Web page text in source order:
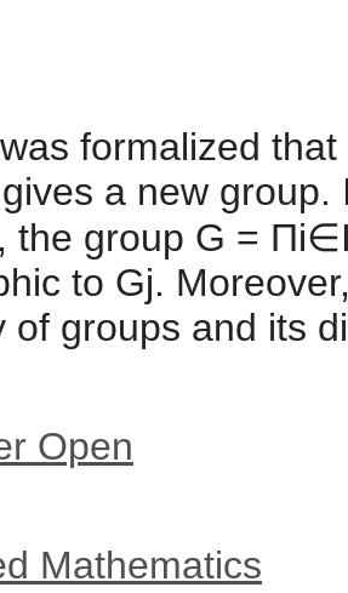
formalized
a new
the group G =
to Gj.
of groups and its
Open
Mathematics